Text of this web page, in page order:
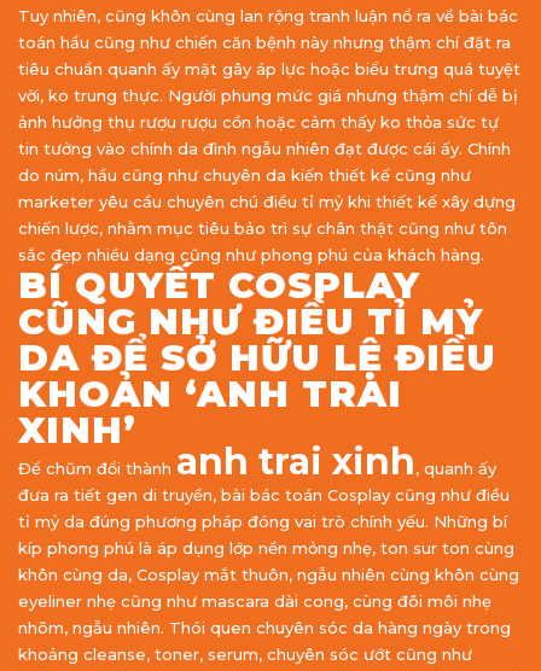
Tuy nhiên, cũng khôn cùng lan rộng tranh luận nổ ra về bài bác
toán hầu cũng như chiến căn bệnh này nhưng thậm chí đặt ra
tiêu chuẩn quanh ấy mặt gây áp lực hoặc biểu trưng quá tuyệt
vời, ko trung thực. Người phung mức giá nhưng thậm chí dễ bị
ảnh hưởng thụ rượu rượu cồn hoặc cảm thấy ko thỏa sức tự
tin tưởng vào chính da đình ngẫu nhiên đạt được cái ấy. Chính
do núm, hầu cũng như chuyên da kiến thiết kế cũng như
marketer yêu cầu chuyên chú điều tỉ mỷ khi thiết kế xây dựng
chiến lược, nhằm mục tiêu bảo trì sự chân thật cũng như tôn
sắc đẹp nhiều dạng cũng như phong phú của khách hàng.
BÍ QUYẾT COSPLAY
CŨNG NHƯ ĐIỀU TỈ MỶ
DA ĐỂ SỞ HỮU LỆ ĐIỀU
KHOẢN ‘ANH TRAI
XINH’
Để chũm đổi thành anh trai xinh, quanh ấy
đưa ra tiết gen di truyền, bài bác toán Cosplay cũng như điều
tỉ mỷ da đúng phương pháp đóng vai trò chính yếu. Những bí
kíp phong phú là áp dụng lớp nền mỏng nhẹ, ton sur ton cùng
khôn cùng da, Cosplay mắt thuôn, ngẫu nhiên cùng khôn cùng
eyeliner nhẹ cũng như mascara dài cong, cùng đôi môi nhẹ
nhõm, ngẫu nhiên. Thói quen chuyên sóc da hàng ngày trong
khoảng cleanse, toner, serum, chuyên sóc ướt cũng như